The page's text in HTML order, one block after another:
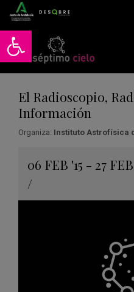
Abrir barra de herramientas
El Radioscopio,
Información
Organiza: Instituto Astrofísica
06 FEB '15 - 27 FEB
/